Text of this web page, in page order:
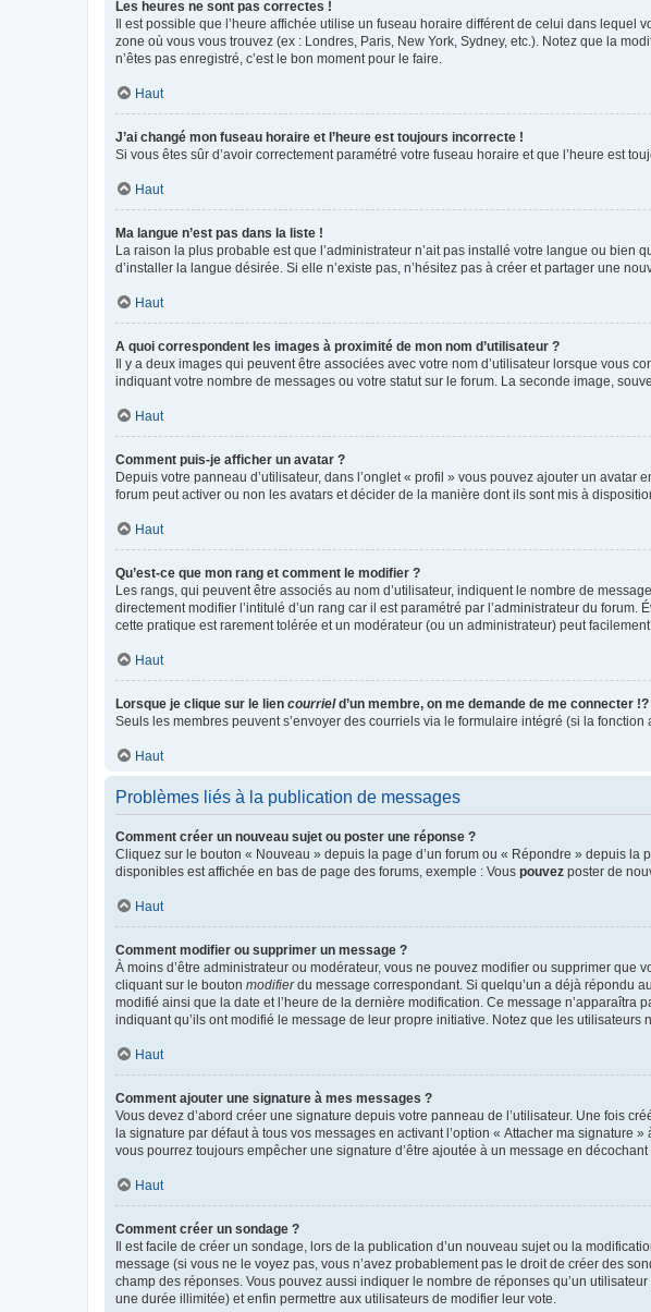
Les heures ne sont pas correctes !
Il est possible que l’heure affichée utilise un fuseau horaire différent de celui dans lequel
zone où vous vous trouvez (ex : Londres, Paris, New York, Sydney, etc.). Notez que la
n’êtes pas enregistré, c’est le bon moment pour le faire.
Haut
J’ai changé mon fuseau horaire et l’heure est toujours incorrecte !
Si vous êtes sûr d’avoir correctement paramétré votre fuseau horaire et que l’heure est
Haut
Ma langue n’est pas dans la liste !
La raison la plus probable est que l’administrateur n’ait pas installé votre langue ou
d’installer la langue désirée. Si elle n’existe pas, n’hésitez pas à créer et partager une
Haut
A quoi correspondent les images à proximité de mon nom d’utilisateur ?
Il y a deux images qui peuvent être associées avec votre nom d’utilisateur lorsque vous
indiquant votre nombre de messages ou votre statut sur le forum. La seconde image,
Haut
Comment puis-je afficher un avatar ?
Depuis votre panneau d’utilisateur, dans l’onglet « profil » vous pouvez ajouter un avatar
forum peut activer ou non les avatars et décider de la manière dont ils sont mis à
Haut
Qu’est-ce que mon rang et comment le modifier ?
Les rangs, qui peuvent être associés au nom d’utilisateur, indiquent le nombre de
directement modifier l’intitulé d’un rang car il est paramétré par l’administrateur du
cette pratique est rarement tolérée et un modérateur (ou un administrateur) peut
Haut
Lorsque je clique sur le lien courrield’un membre, on me demande de me connecter !?
Seuls les membres peuvent s’envoyer des courriels via le formulaire intégré (si la
Haut
Problèmes liés à la publication de messages
Comment créer un nouveau sujet ou poster une réponse ?
Cliquez sur le bouton « Nouveau » depuis la page d’un forum ou « Répondre » depuis
disponibles est affichée en bas de page des forums, exemple : Vous pouvez poster de
Haut
Comment modifier ou supprimer un message ?
À moins d’être administrateur ou modérateur, vous ne pouvez modifier ou supprimer
cliquant sur le bouton modifierdu message correspondant. Si quelqu’un a déjà répondu
modifié ainsi que la date et l’heure de la dernière modification. Ce message
indiquant qu’ils ont modifié le message de leur propre initiative. Notez que les
Haut
Comment ajouter une signature à mes messages ?
Vous devez d’abord créer une signature depuis votre panneau de l’utilisateur. Une fois
la signature par défaut à tous vos messages en activant l’option « Attacher ma signature
vous pourrez toujours empêcher une signature d’être ajoutée à un message en décochant
Haut
Comment créer un sondage ?
Il est facile de créer un sondage, lors de la publication d’un nouveau sujet ou la
message (si vous ne le voyez pas, vous n’avez probablement pas le droit de créer des
champ des réponses. Vous pouvez aussi indiquer le nombre de réponses qu’un
une durée illimitée) et enfin permettre aux utilisateurs de modifier leur vote.